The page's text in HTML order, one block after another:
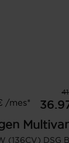
/mes*
(136CV) DSG